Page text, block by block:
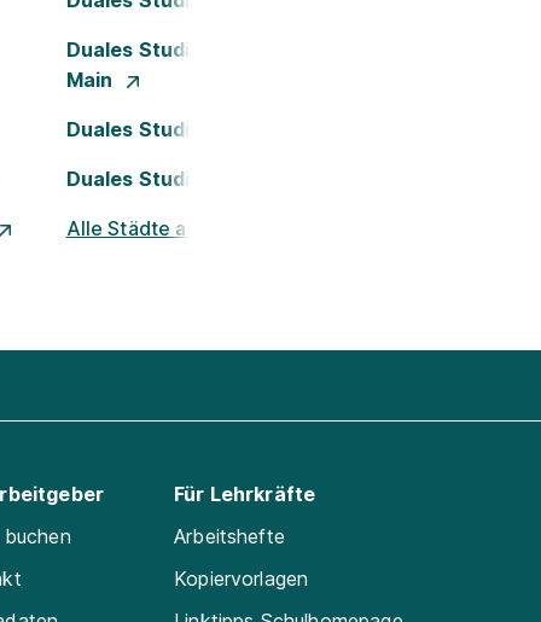
Duales Studium Frankfurt am
Main
Duales Studium Köln
Duales Studium Nürnberg
Alle Städte ansehen
Für Lehrkräfte
Arbeitshefte
Kopiervorlagen